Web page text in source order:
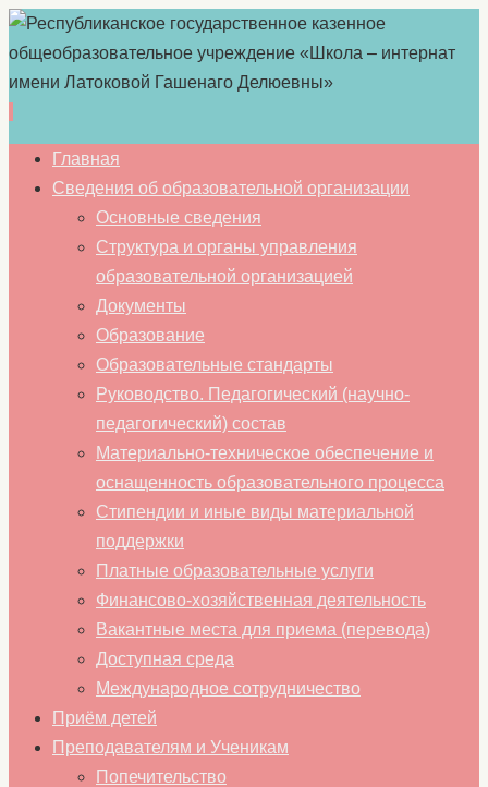
Перейти
содержимому
Главная
Сведения об образовательной организации
Основные сведения
Структура и органы управления
образовательной организацией
Документы
Образование
Образовательные стандарты
Руководство. Педагогический (научно-
педагогический) состав
Материально-техническое обеспечение и
оснащенность образовательного процесса
Стипендии и иные виды материальной
поддержки
Платные образовательные услуги
Финансово-хозяйственная деятельность
Вакантные места для приема (перевода)
Доступная среда
Международное сотрудничество
Приём детей
Преподавателям и Ученикам
Попечительство